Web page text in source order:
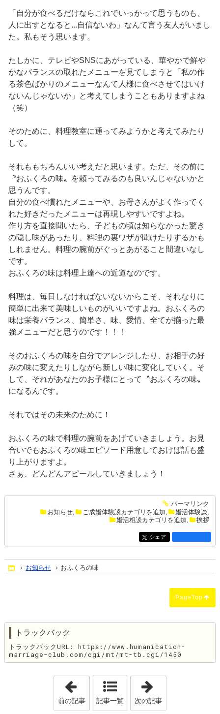
「自分が食べるだけならこれでいっかって思うものも、
人に出すとなると...自信ないわ」なんて言う友人がいまし
た。私もそう思います。
たしかに、テレビやSNSにあがっている、華やかで鮮や
かなバランスの取れたメニューを見てしまうと「私の作
る茶色ばかりのメニューなんて人様に食べさせてはいけ
ないんじゃないか」と考えてしまうこともありますよね
（笑）
そのために、料理教室に通ってみようかと考えてみたり
して。
それももちろんいい考えだと思います。ただ、その前に
〝おふくろの味〟を頼ってみるのも良いんじゃないかと
思うんです。
自分の食べ慣れたメニューや、お母さんがよく作ってく
れた好きだったメニューは再現しやすいですよね。
作り方を直接聞いたら、子どもの頃は知らなかった驚き
の隠し味があったり、料理の裏ワザが聞けたりするかも
しれません。料理の腕前がぐっとあがること間違いなし
です。
おふくろの味は料理上達への近道なのです。
料理は、毎日しなければないないからこそ、それなりに
簡単に出来て美味しいものがいいですよね。おふくろの
味は栄養バランス、簡単さ、味、愛情、全てが揃った最
強メニューだと思うのです！！！
そのおふくろの味を自分でアレンジしたり、お相手の好
みの味に変えたりしながら新しい味に変化していく。そ
して、それがあなたのお子様にとって〝おふくろの味〟
になるんです。
それではその未来のために！
おふくろの味で料理の腕前をあげていきましょう。お見
合いでもおふくろの味エピソード用意しておけば話も盛
り上がりますよ。
さぁ、どんどんアピールしていきましょう！
entry1463
パーマリンク
お知らせ
ご成婚体験談カテゴリを追加 婚活体験談
婚活相談カテゴリを追加
挨拶
entry1463
シェア
Home
お知らせ おふくろの味
PageTop
トラックバック
トラックバックURL: https://www.humanication-
marriage-club.com/cgi/mt/mt-tb.cgi/1450
「花粉の季節」
前の記事 記事一覧 次の記事